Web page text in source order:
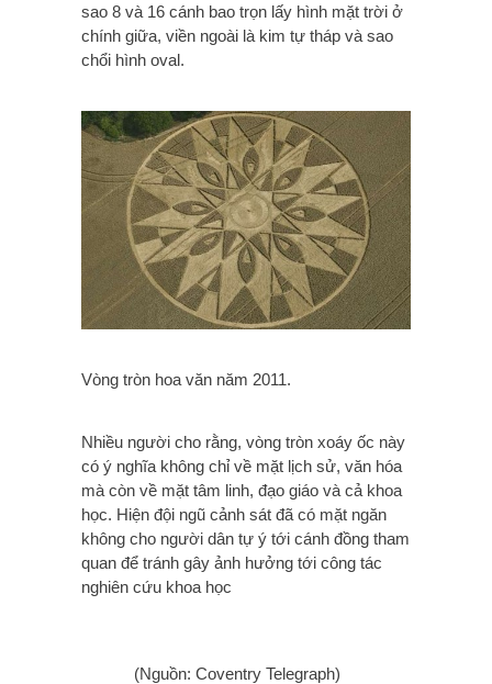
sao 8 và 16 cánh bao trọn lấy hình mặt trời ở
chính giữa, viền ngoài là kim tự tháp và sao
chổi hình oval.
Vòng tròn hoa văn năm 2011.
Nhiều người cho rằng, vòng tròn xoáy ốc này
có ý nghĩa không chỉ về mặt lịch sử, văn hóa
mà còn về mặt tâm linh, đạo giáo và cả khoa
học. Hiện đội ngũ cảnh sát đã có mặt ngăn
không cho người dân tự ý tới cánh đồng tham
quan để tránh gây ảnh hưởng tới công tác
nghiên cứu khoa học
(Nguồn: Coventry Telegraph)